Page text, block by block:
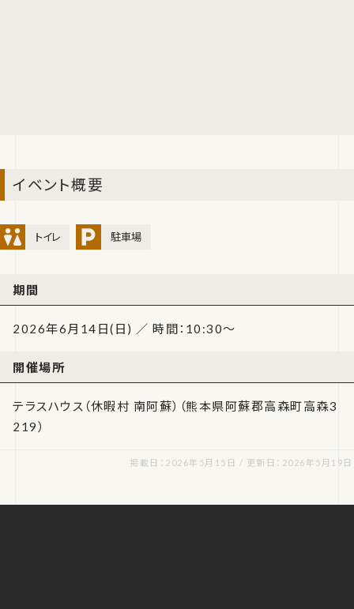
イベント概要
トイレ 駐車場
期間
2026年6月14日(日) ／ 時間：10:30～
開催場所
テラスハウス（休暇村 南阿蘇）（熊本県阿蘇郡高森町高森3
219）
掲載日：2026年5月15日 / 更新日：2026年5月19日